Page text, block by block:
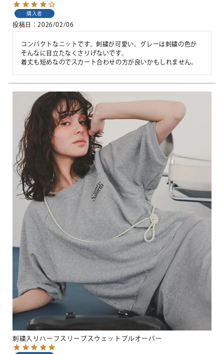
購入者
投稿日 2026/02/06
コンパクトなニットです。刺繍が可愛い。グレーは刺繍の色が
そんなに目立たなくさりげないです。
着丈も短めなのでスカート合わせの方が良いかもしれません。
刺繍入りハーフスリーブスウェットプルオーバー